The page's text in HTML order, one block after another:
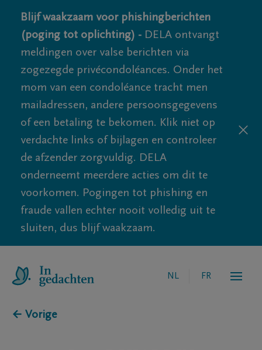
Blijf waakzaam voor phishingberichten
(poging tot oplichting) - DELA ontvangt
meldingen over valse berichten via
zogezegde privécondoléances. Onder het
mom van een condoléance tracht men
mailadressen, andere persoonsgegevens
of een betaling te bekomen. Klik niet op
verdachte links of bijlagen en controleer
de afzender zorgvuldig. DELA
onderneemt meerdere acties om dit te
voorkomen. Pogingen tot phishing en
fraude vallen echter nooit volledig uit te
sluiten, dus blijf waakzaam.
NL FR
← Vorige